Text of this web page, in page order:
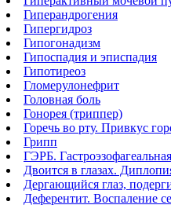
Гиперандрогения
Гипергидроз
Гипогонадизм
Гипоспадия и эписпадия
Гипотиреоз
Гломерулонефрит
Головная боль
Гонорея (триппер)
Горечь во рту. Привкус
Грипп
ГЭРБ.
Двоится в глазах.
Дергающийся глаз,
Деферентит. Воспаление